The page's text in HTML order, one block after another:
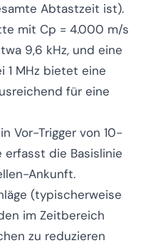
Abtastzeit ist).
mit Cp = 4.000 m/s
9,6 kHz, und eine
1 MHz bietet eine
für eine
Vor-Trigger von 10-
erfasst die Basislinie
Ankunft.
(typischerweise
im Zeitbereich
zu reduzieren